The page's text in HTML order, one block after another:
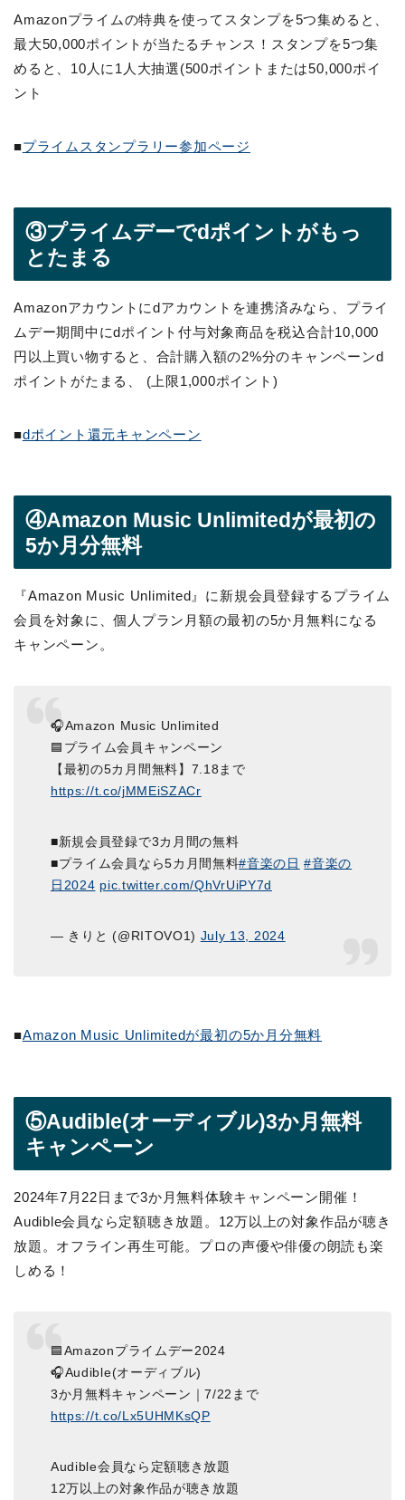
Amazonプライムの特典を使ってスタンプを5つ集めると、
最大50,000ポイントが当たるチャンス！スタンプを5つ集
めると、10人に1人大抽選(500ポイントまたは50,000ポイ
ント
■プライムスタンプラリー参加ページ
③プライムデーでdポイントがもっ
とたまる
Amazonアカウントにdアカウントを連携済みなら、プライ
ムデー期間中にdポイント付与対象商品を税込合計10,000
円以上買い物すると、合計購入額の2%分のキャンペーンd
ポイントがたまる、 (上限1,000ポイント)
■dポイント還元キャンペーン
④Amazon Music Unlimitedが最初の
5か月分無料
『Amazon Music Unlimited』に新規会員登録するプライム
会員を対象に、個人プラン月額の最初の5か月無料になる
キャンペーン。
🎧️Amazon Music Unlimited
🟦プライム会員キャンペーン
【最初の5カ月間無料】7.18まで
https://t.co/jMMEiSZACr
■新規会員登録で3カ月間の無料
■プライム会員なら5カ月間無料#音楽の日 #音楽の
日2024 pic.twitter.com/QhVrUiPY7d
— きりと (@RITOVO1) July 13, 2024
■Amazon Music Unlimitedが最初の5か月分無料
⑤Audible(オーディブル)3か月無料
キャンペーン
2024年7月22日まで3か月無料体験キャンペーン開催！
Audible会員なら定額聴き放題。12万以上の対象作品が聴き
放題。オフライン再生可能。プロの声優や俳優の朗読も楽
しめる！
🟦Amazonプライムデー2024
🎧️Audible(オーディブル)
3か月無料キャンペーン｜7/22まで
https://t.co/Lx5UHMKsQP
Audible会員なら定額聴き放題
12万以上の対象作品が聴き放題